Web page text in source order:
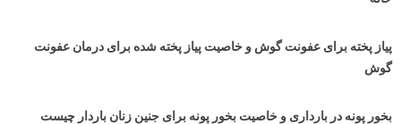
پیاز پخته برای عفونت گوش و خاصیت پیاز پخته شده برای درمان عفونت
گوش
بخور پونه در بارداری و خاصیت بخور پونه برای جنین زنان باردار چیست